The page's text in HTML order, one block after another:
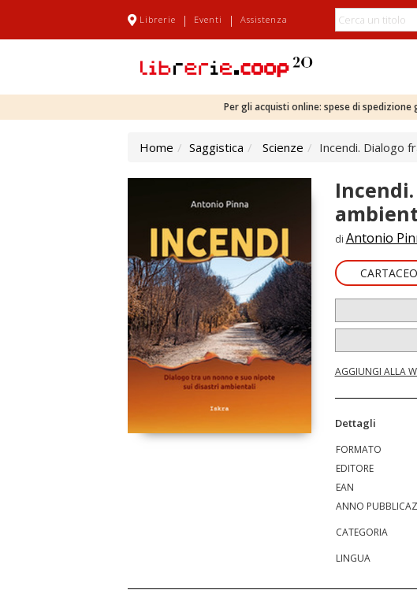
Librerie | Eventi | Assistenza
Per gli acquisti online: spese di
Home Saggistica Scienze Incendi. Dialogo
di Antonio
CARTACEO
AGGIUNGI ALLA
Dettagli
FORMATO
EDITORE
EAN
ANNO
CATEGORIA
LINGUA